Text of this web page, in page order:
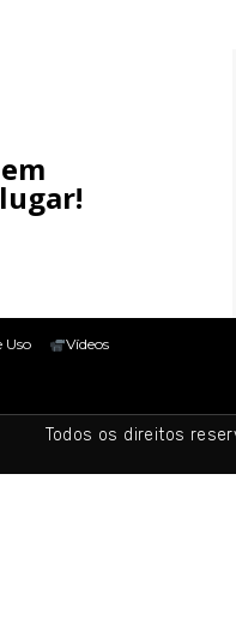
Uso Vídeos
Todos os direitos